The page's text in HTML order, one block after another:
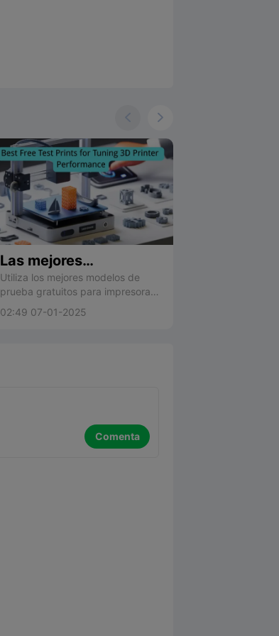
Las mejores
impresiones de prueba
gratuitas para ajustar
el rendimiento de las
Utiliza los mejores modelos de
prueba gratuitos para impresoras
Benchy, para ajustar la precisión
02:49 07-01-2025
 
Comenta